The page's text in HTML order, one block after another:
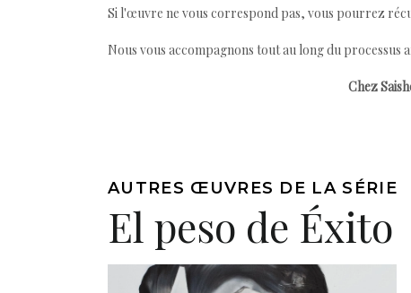
Si l'œuvre ne vous correspond pas, vous pourrez
Nous vous accompagnons tout au long du processus
Chez
AUTRES ŒUVRES DE LA SÉRIE
El peso de Éxito